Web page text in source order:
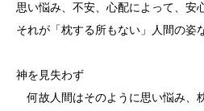
思い悩み、不安、心配によって、安
それが「枕する所もない」人間の姿
神を見失わず
何故人間はそのように思い悩み、